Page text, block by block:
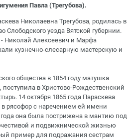
Павла (Трегубова).
Николаевна Трегубова, родилась в
Слободского уезда Вятской губернии.
- Николай Алексеевич и Марфа
кузнечно-слесарную мастерскую и
общества в 1854 году матушка
поступила в Христово-Рождественский
14 октября 1865 года Параскева
рясофор с наречением ей имени
она была пострижена в мантию под
и подвижнической жизнью
пример для подражания сестрам